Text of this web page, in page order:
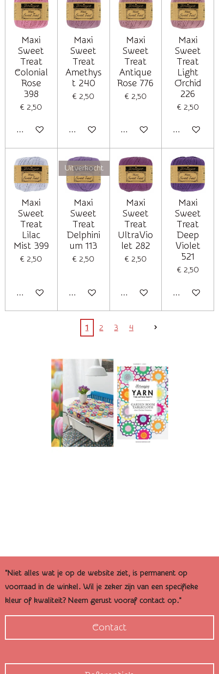
Maxi
Sweet
Treat
Colonial
Rose
398
€ 2,50
In winkelwagen
Maxi
Sweet
Treat
Amethys
t 240
€ 2,50
In winkelwagen
Maxi
Sweet
Treat
Antique
Rose 776
€ 2,50
In winkelwagen
Maxi
Sweet
Treat
Light
Orchid
226
€ 2,50
In
Maxi
Sweet
Treat
Lilac
Mist 399
€ 2,50
In winkelwagen
Uitverkocht
Maxi
Sweet
Treat
Delphini
um 113
€ 2,50
Houd mij op de hoogte
Maxi
Sweet
Treat
UltraVio
let 282
€ 2,50
In winkelwagen
Maxi
Sweet
Treat
Deep
Violet
521
€ 2,50
In
1 2 3 4
"Niet alles wat je op de website ziet, is permanent op
voorraad in de winkel. Wil je zeker zijn van een specifieke
kleur of kwaliteit? Neem gerust vooraf contact op."
Contact